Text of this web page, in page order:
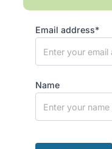
Email address*
Name